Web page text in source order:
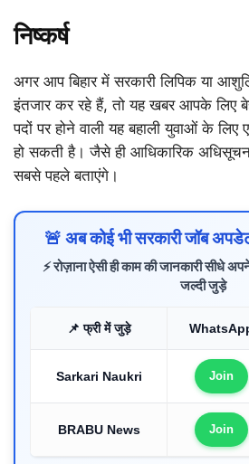
निष्कर्ष
अगर आप बिहार में सरकारी लिपिक या
इंतजार कर रहे हैं, तो यह खबर आपके लिए
पदों पर होने वाली यह बहाली युवाओं के लिए
हो सकती है। जैसे ही आधिकारिक
सबसे पहले बताएंगे।
🚨 अब कोई भी सरकारी जॉब
⚡ रोज़ाना ऐसी ही काम की जानकारी सीधे
जल्दी जुड़े
📌 फ्री में जुड़े
Sarkari Naukri Join
BRABU News Join